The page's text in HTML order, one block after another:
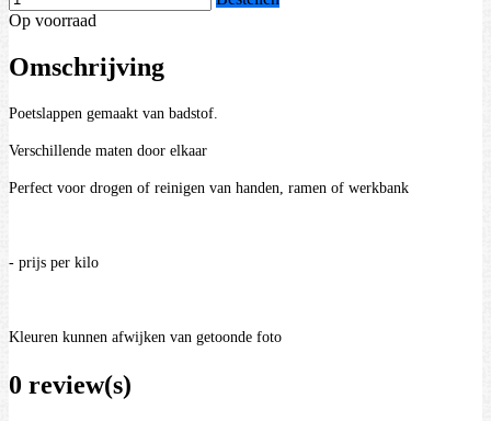
Op voorraad
Omschrijving
Poetslappen gemaakt van badstof.
Verschillende maten door elkaar
Perfect voor drogen of reinigen van handen, ramen of werkbank
- prijs per kilo
Kleuren kunnen afwijken van getoonde foto
0 review(s)